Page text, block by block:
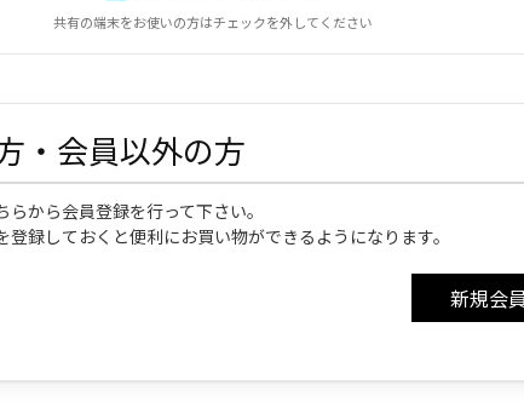
共有の端末をお使いの方はチェックを外してください
・会員以外の方
から会員登録を行って下さい。
録しておくと便利にお買い物ができるようになります。